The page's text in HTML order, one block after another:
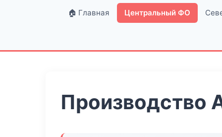
🏠 Главная Центральный ФО
Производство